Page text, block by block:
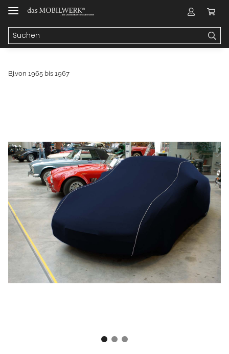
Bj.von 1965 bis 1967